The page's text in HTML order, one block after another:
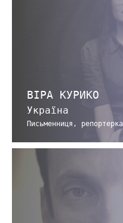
ВІРА КУРИКО
Україна
Письменниця, репортерка